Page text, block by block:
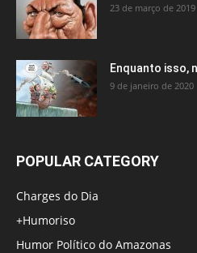
23 de março de 2019
Enquanto isso,
9 de janeiro de 2020
POPULAR CATEGORY
Charges do Dia
+Humoriso
Humor Político do Amazonas